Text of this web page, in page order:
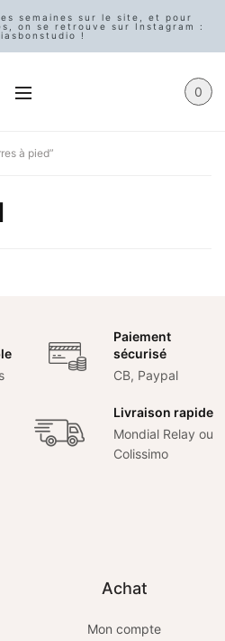
semaines sur le site, et pour
on se retrouve sur Instagram :
!
0
à pied”
Paiement
sécurisé
CB, Paypal
Livraison rapide
Mondial Relay ou
Colissimo
Achat
Mon compte